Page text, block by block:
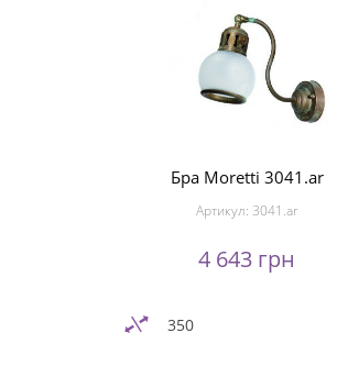
Бра Moretti 3041.ar
Артикул: 3041.ar
4 643 грн
350